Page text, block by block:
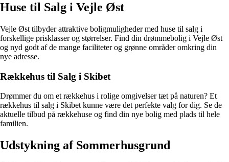
Huse til Salg i Vejle Øst
Vejle Øst tilbyder attraktive boligmuligheder med huse til salg i
forskellige prisklasser og størrelser. Find din drømmebolig i Vejle Øst
og nyd godt af de mange faciliteter og grønne områder omkring din
nye adresse.
Rækkehus til Salg i Skibet
Drømmer du om et rækkehus i rolige omgivelser tæt på naturen? Et
rækkehus til salg i Skibet kunne være det perfekte valg for dig. Se de
aktuelle tilbud på rækkehuse og find din nye bolig med plads til hele
familien.
Udstykning af Sommerhusgrund